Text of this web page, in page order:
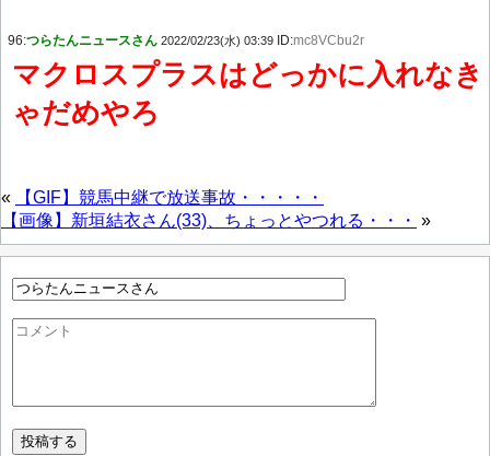
96:つらたんニュースさん 2022/02/23(水) 03:39 ID:mc8VCbu2r
マクロスプラスはどっかに入れなき
ゃだめやろ
«
【GIF】競馬中継で放送事故・・・・・
【画像】新垣結衣さん(33)、ちょっとやつれる・・・ »